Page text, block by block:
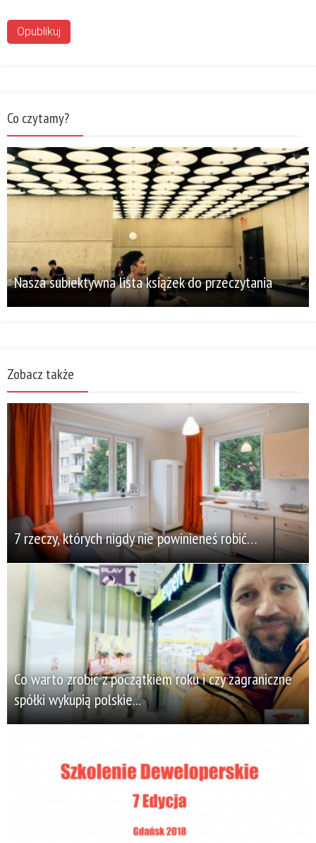
Co czytamy?
Nasza subiektywna lista książek do przeczytania
Zobacz także
7 rzeczy, których nigdy nie powinieneś robić…
Co warto zrobić z początkiem roku i czy zagraniczne
spółki wykupią polskie...